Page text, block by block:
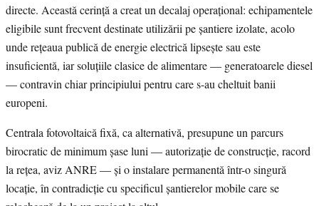
directe. Această cerință a creat un decalaj operațional: echipamentele
eligibile sunt frecvent destinate utilizării pe șantiere izolate, acolo
unde rețeaua publică de energie electrică lipsește sau este
insuficientă, iar soluțiile clasice de alimentare — generatoarele diesel
— contravin chiar principiului pentru care s-au cheltuit banii
europeni.
Centrala fotovoltaică fixă, ca alternativă, presupune un parcurs
birocratic de minimum șase luni — autorizație de construcție, racord
la rețea, aviz ANRE — și o instalare permanentă într-o singură
locație, în contradicție cu specificul șantierelor mobile care se